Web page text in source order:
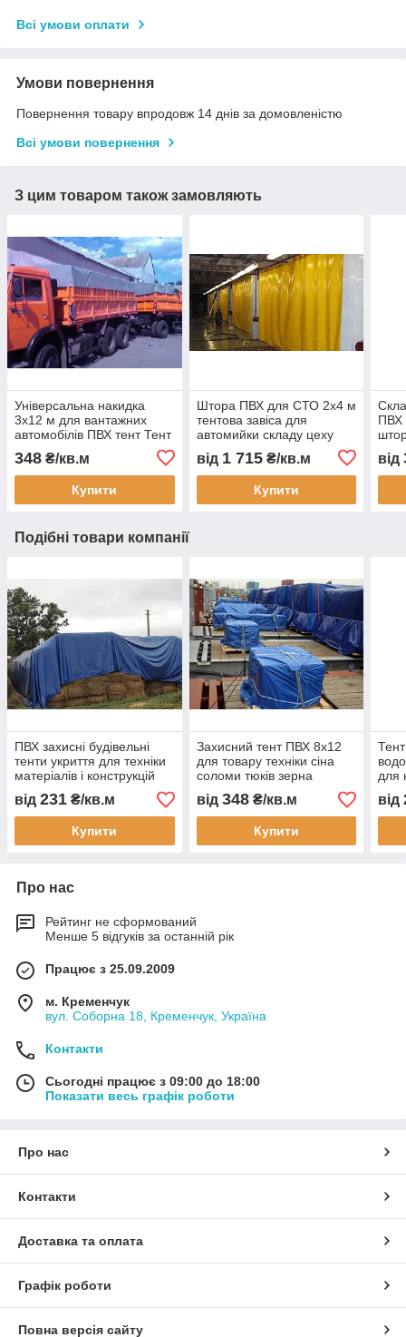
Всі умови оплати
Умови повернення
Повернення товару впродовж 14 днів за домовленістю
Всі умови повернення
З цим товаром також замовляють
Універсальна накидка
3x12 м для вантажних
автомобілів ПВХ тент Тент
безкоштовно
виготовлення під
замовлення
348 ₴/кв.м
Купити
Штора ПВХ для СТО 2x4 м
тентова завіса для
автомийки складу цеху
пилу вологи тепла з
монтажем Тент Строй
від 1 715₴/кв.м
Купити
ПВХ
від
Подібні товари компанії
ПВХ захисні будівельні
тенти укриття для техніки
матеріалів і конструкцій
водонепроникне накриття
для будмайданчика
від 231 ₴/кв.м
Купити
Захисний тент ПВХ 8х12
для товару техніки сіна
соломи тюків зерна
накриття від дощу снігу
сонця водонепроникний
тент ПВХ укриття
від 348₴/кв.м
Купити
для
від
Про нас
Рейтинг не сформований
Менше 5 відгуків за останній рік
Працює з 25.09.2009
м. Кременчук
вул. Соборна 18, Кременчук, Україна
Контакти
Сьогодні працює з 09:00 до 18:00
Показати весь графік роботи
Про нас
Контакти
Доставка та оплата
Графік роботи
Повна версія сайту